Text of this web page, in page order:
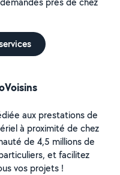
aux prestations de
à proximité de chez
de 4,5 millions de
et facilitez
vos projets !